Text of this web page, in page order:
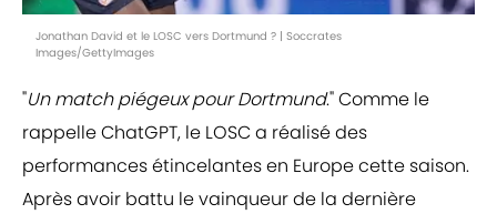
Jonathan David et le LOSC vers Dortmund ? | Soccrates
Images/GettyImages
"Un match piégeux pour Dortmund." Comme le
rappelle ChatGPT, le LOSC a réalisé des
performances étincelantes en Europe cette saison.
Après avoir battu le vainqueur de la dernière